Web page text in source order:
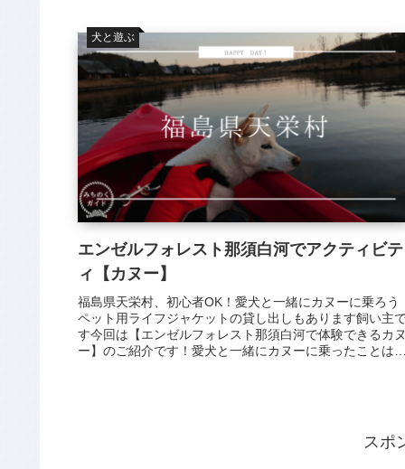
犬と遊ぶ
エンゼルフォレスト那須白河でアクティビテ
ィ【カヌー】
福島県天栄村、初心者OK！愛犬と一緒にカヌーに乗ろう
ペット用ライフジャケットの貸し出しもあります飼い主
す今回は【エンゼルフォレスト那須白河で体験できるカ
ー】のご紹介です！愛犬と一緒にカヌーに乗ったことは
スポ